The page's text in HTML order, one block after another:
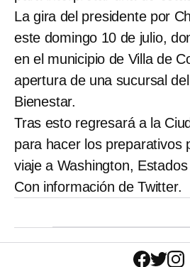
La gira del presidente por
este domingo 10 de julio,
en el municipio de Villa de
apertura de una sucursal
Bienestar.
Tras esto regresará a la
para hacer los preparativos
viaje a Washington,
Con información de Twitter.